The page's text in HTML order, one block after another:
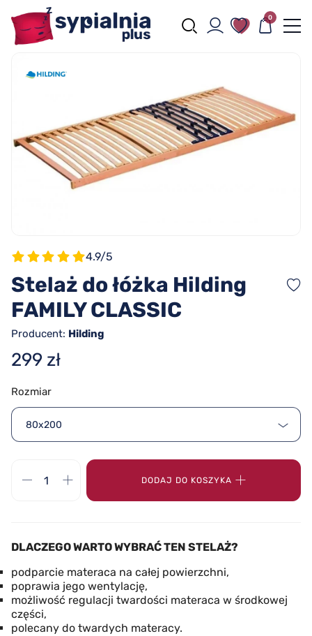
0
4.9/5
Stelaż do łóżka Hilding
FAMILY CLASSIC
Producent: Hilding
299 zł
Rozmiar
80x200
DODAJ DO KOSZYKA
DLACZEGO WARTO WYBRAĆ TEN STELAŻ?
podparcie materaca na całej powierzchni,
poprawia jego wentylację,
możliwość regulacji twardości materaca w środkowej
części,
polecany do twardych materacy.